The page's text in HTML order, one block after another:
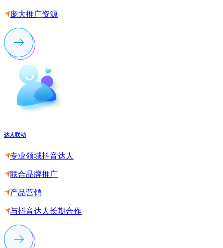
庞大推广资源
达人联动
专业领域抖音达人
联合品牌推广
产品营销
与抖音达人长期合作